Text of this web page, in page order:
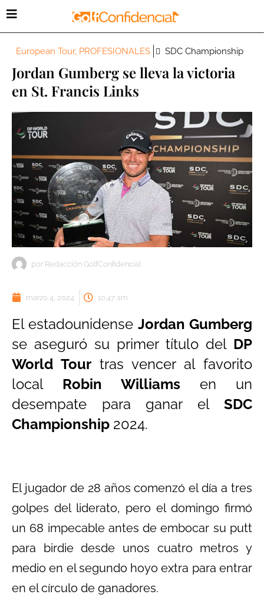
European Tour, PROFESIONALES SDC Championship
Jordan Gumberg se lleva la victoria
en St. Francis Links
por Redacción GolfConfidencial
marzo 4, 2024 10:47 am
El estadounidense Jordan Gumberg
se aseguró su primer título del DP
World Tour tras vencer al favorito
local Robin Williams en un
desempate para ganar el SDC
Championship 2024.
El jugador de 28 años comenzó el día a tres
golpes del liderato, pero el domingo firmó
un 68 impecable antes de embocar su putt
para birdie desde unos cuatro metros y
medio en el segundo hoyo extra para entrar
en el círculo de ganadores.